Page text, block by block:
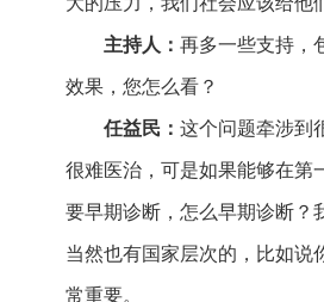
主持人： 再多一些支持，
效果，您怎么看？
任益民： 这个问题牵涉到
很难医治，可是如果能够在第
要早期诊断，怎么早期诊断？
当然也有国家层次的，比如说
常重要。